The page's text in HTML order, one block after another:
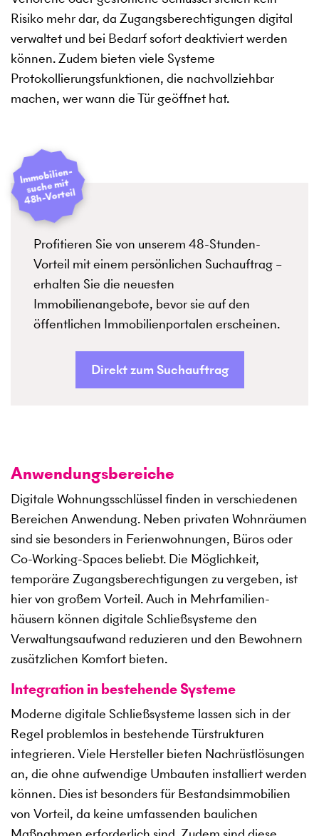
Risiko mehr dar, da Zugangsberechtigungen digital
verwaltet und bei Bedarf sofort deaktiviert werden
können. Zudem bieten viele Systeme
Protokollierungs­funktionen, die nachvollziehbar
machen, wer wann die Tür geöffnet hat.
Profitieren Sie von unserem 48-Stunden-
Vorteil mit einem persönlichen Suchauftrag –
erhalten Sie die neuesten
Immobilienangebote, bevor sie auf den
öffentlichen Immobilienportalen erscheinen.
I
mmobilien­
suche mit
48h-Vorteil
Direkt zum Suchauftrag
Anwendungsbereiche
Digitale Wohnungsschlüssel finden in verschiedenen
Bereichen Anwendung. Neben privaten Wohnräumen
sind sie besonders in Ferienwohnungen, Büros oder
Co-Working-Spaces beliebt. Die Möglichkeit,
temporäre Zugangsberechtigungen zu vergeben, ist
hier von großem Vorteil. Auch in Mehrfamilien­
häusern können digitale Schließsysteme den
Verwaltungsaufwand reduzieren und den Bewohnern
zusätzlichen Komfort bieten.
Integration in bestehende Systeme
Moderne digitale Schließsysteme lassen sich in der
Regel problemlos in bestehende Türstrukturen
integrieren. Viele Hersteller bieten Nachrüstlösungen
an, die ohne aufwendige Umbauten installiert werden
können. Dies ist besonders für Bestandsimmobilien
von Vorteil, da keine umfassenden baulichen